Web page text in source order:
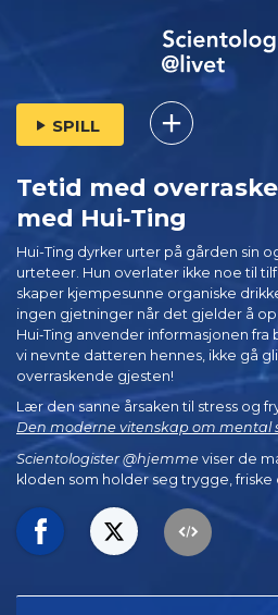
SPILL
Tetid med
med Hui‑Ting
Hui-Ting dyrker urter på gården sin
urteteer. Hun overlater ikke noe til
skaper kjempesunne organiske
ingen gjetninger når det gjelder å
Hui‑Ting anvender informasjonen fra
vi nevnte datteren hennes, ikke gå
overraskende gjesten!
Lær den sanne årsaken til stress og
Den moderne vitenskap om mental
Scientologister @hjemme viser de
kloden som holder seg trygge, friske